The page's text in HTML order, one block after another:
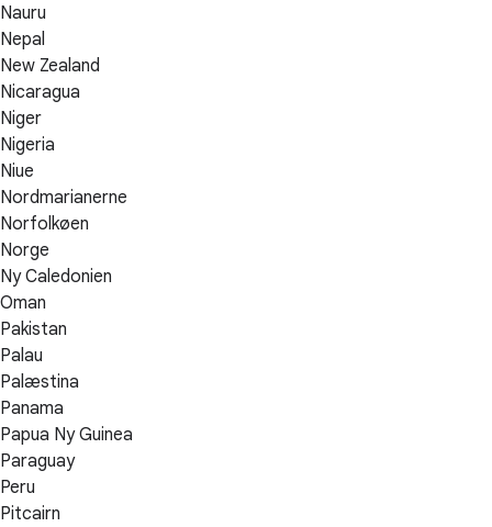
Nauru
Nepal
New Zealand
Nicaragua
Niger
Nigeria
Niue
Nordmarianerne
Norfolkøen
Norge
Ny Caledonien
Oman
Pakistan
Palau
Palæstina
Panama
Papua Ny Guinea
Paraguay
Peru
Pitcairn